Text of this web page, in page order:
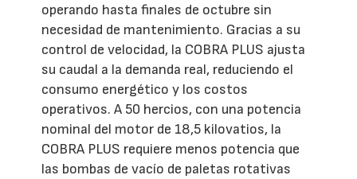
operando hasta finales de octubre sin
necesidad de mantenimiento. Gracias a su
control de velocidad, la COBRA PLUS ajusta
su caudal a la demanda real, reduciendo el
consumo energético y los costos
operativos. A 50 hercios, con una potencia
nominal del motor de 18,5 kilovatios, la
COBRA PLUS requiere menos potencia que
las bombas de vacío de paletas rotativas